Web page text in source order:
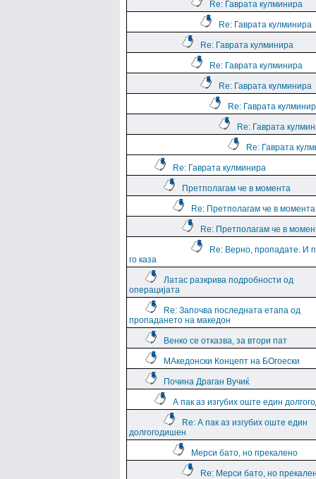
Re: Гаврата кулминира
Re: Гаврата кулминира
Re: Гаврата кулминира
Re: Гаврата кулминира
Re: Гаврата кулминира
Re: Гаврата
Re: Гаврата
Re: Гаврата
Re: Гаврата кулминира
Претполагам че в момента
Re: Претполагам че в момента
Re: Претполагам че в
Re: Верно, пропадате. И
го каза
Латас разкрива подробности од
операцијата
Re: Започва последната етапа од
пропадането на македон
Венко се отказва, за втори пат
МАкедонски Концепт на БОгоески
Почина Драган Вучиќ
А пак аз изгубих оште един
Re: А пак аз изгубих оште един
долгогодишен
Мерси бато, но прекалено
Re: Мерси бато, но